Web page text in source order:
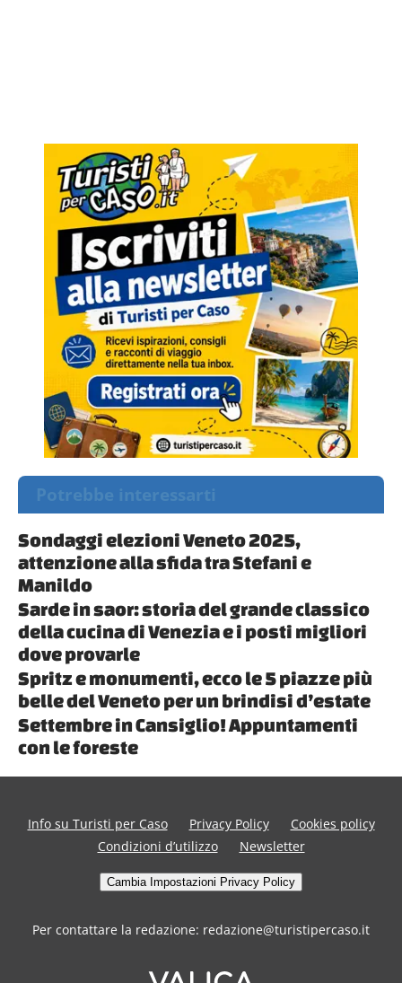
Potrebbe interessarti
Sondaggi elezioni Veneto 2025,
attenzione alla sfida tra Stefani e
Manildo
Sarde in saor: storia del grande classico
della cucina di Venezia e i posti migliori
dove provarle
Spritz e monumenti, ecco le 5 piazze più
belle del Veneto per un brindisi d’estate
Settembre in Cansiglio! Appuntamenti
con le foreste
Info su Turisti per Caso Privacy Policy
Cookies policy
Condizioni d’utilizzo
Newsletter
Cambia Impostazioni Privacy Policy
Per contattare la redazione: redazione@turistipercaso.it